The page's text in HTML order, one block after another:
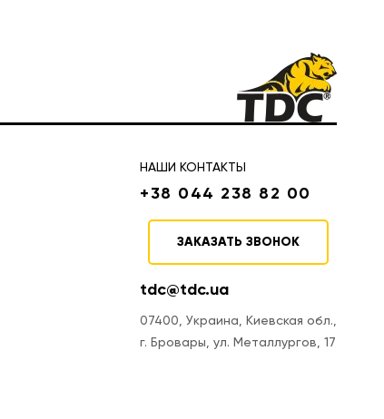
НАШИ КОНТАКТЫ
+38 044 238 82 00
ЗАКАЗАТЬ ЗВОНОК
tdc@tdc.ua
07400, Украина, Киевская обл.,
г. Бровары, ул. Металлургов, 17